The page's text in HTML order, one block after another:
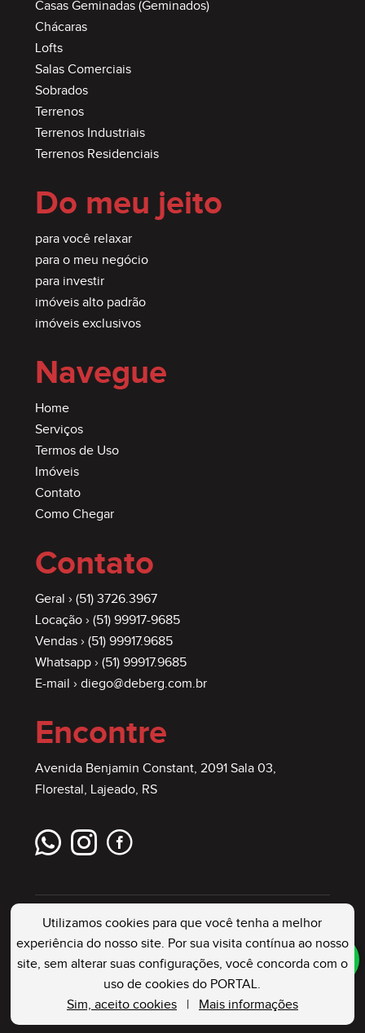
Casas Geminadas (Geminados)
Chácaras
Lofts
Salas Comerciais
Sobrados
Terrenos
Terrenos Industriais
Terrenos Residenciais
Do meu jeito
para você relaxar
para o meu negócio
para investir
imóveis alto padrão
imóveis exclusivos
Navegue
Home
Serviços
Termos de Uso
Imóveis
Contato
Como Chegar
Contato
Geral › (51) 3726.3967
Locação › (51) 99917-9685
Vendas › (51) 99917.9685
Whatsapp › (51) 99917.9685
E-mail › diego@deberg.com.br
Encontre
Avenida Benjamin Constant, 2091 Sala 03,
Florestal, Lajeado, RS
DEBERG IMÓVEIS . Creci: 23544 J . Todos os
Direitos Reservados
Utilizamos cookies para que você tenha a melhor
experiência do nosso site. Por sua visita contínua ao nosso
site, sem alterar suas configurações, você concorda com o
uso de cookies do PORTAL.
Sim, aceito cookies| Mais informações